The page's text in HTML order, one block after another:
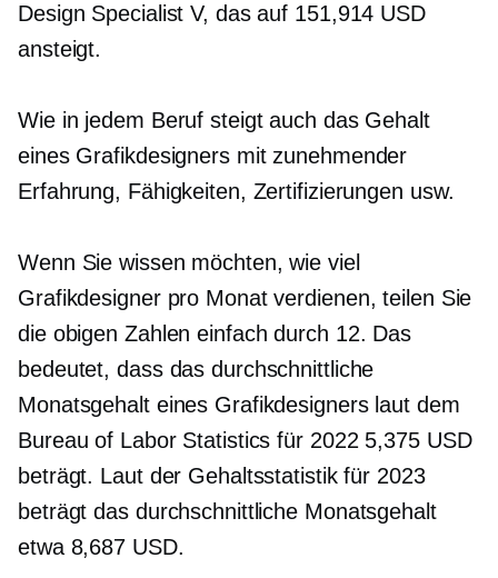
Design Specialist V, das auf 151,914 USD
ansteigt.
Wie in jedem Beruf steigt auch das Gehalt
eines Grafikdesigners mit zunehmender
Erfahrung, Fähigkeiten, Zertifizierungen usw.
Wenn Sie wissen möchten, wie viel
Grafikdesigner pro Monat verdienen, teilen Sie
die obigen Zahlen einfach durch 12. Das
bedeutet, dass das durchschnittliche
Monatsgehalt eines Grafikdesigners laut dem
Bureau of Labor Statistics für 2022 5,375 USD
beträgt. Laut der Gehaltsstatistik für 2023
beträgt das durchschnittliche Monatsgehalt
etwa 8,687 USD.